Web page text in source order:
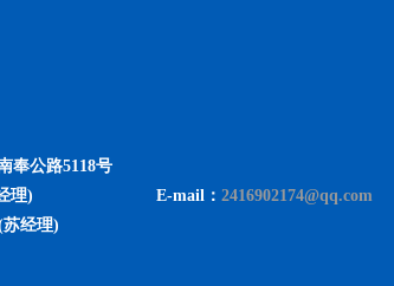
奉公路5118号
理)
苏经理)
E-mail： 2416902174@qq.com